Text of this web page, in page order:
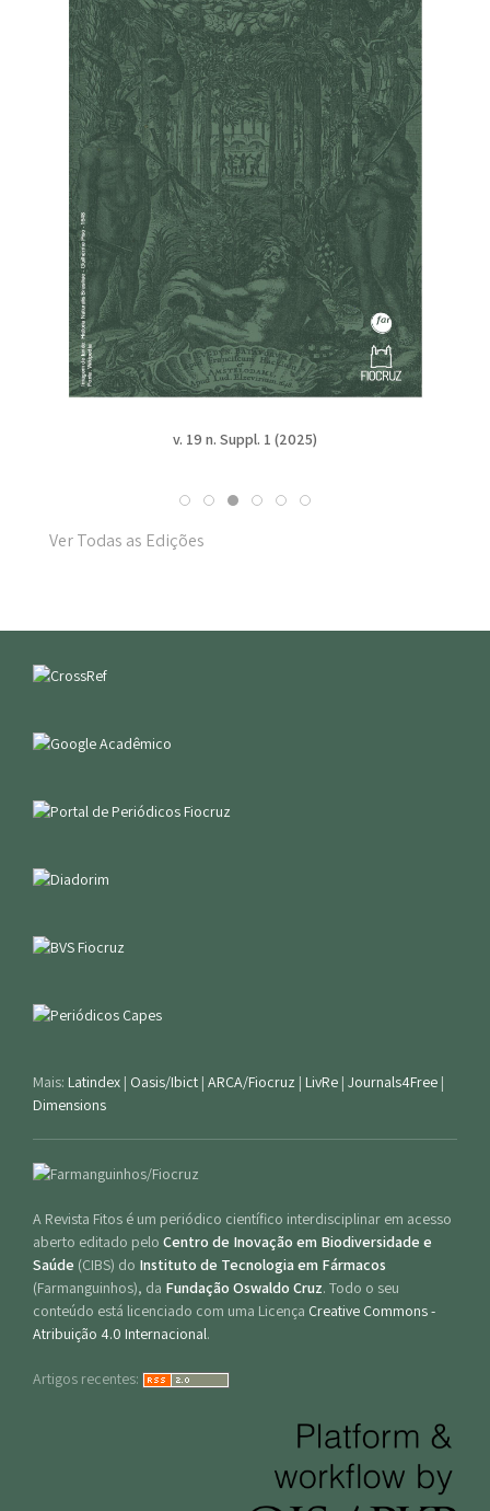
v. 19 n. Suppl. 1 (2025)
Ver Todas as Edições
Mais: Latindex | Oasis/Ibict | ARCA/Fiocruz | LivRe | Journals4Free |
Dimensions
A Revista Fitos é um periódico científico interdisciplinar em acesso
aberto editado pelo Centro de Inovação em Biodiversidade e
Saúde (CIBS) do Instituto de Tecnologia em Fármacos
(Farmanguinhos), da Fundação Oswaldo Cruz. Todo o seu
conteúdo está licenciado com uma Licença Creative Commons -
Atribuição 4.0 Internacional.
Artigos recentes: